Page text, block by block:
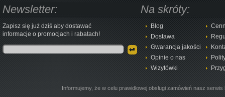
Newsletter:
Zapisz się już dziś aby dostawać
informacje o promocjach i rabatach!
Na skróty:
Blog
Dostawa
Gwarancja jakości
Opinie o nas
Wizytówki
Informujemy, że w celu prawidłowej obsługi zamówień nasz